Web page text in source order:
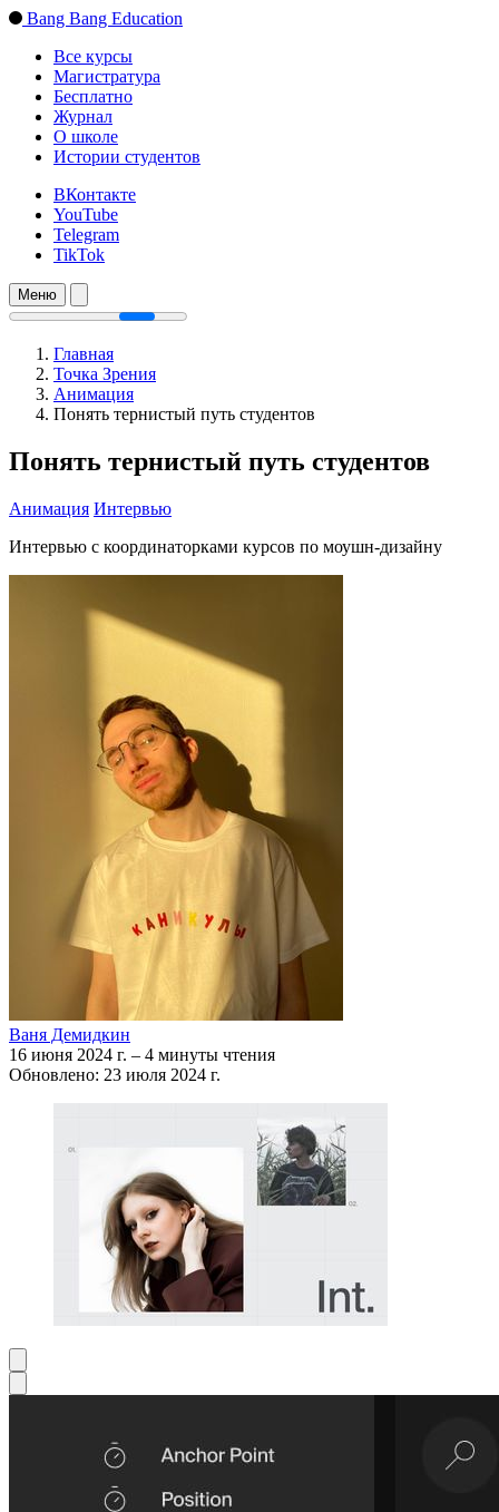
Bang Bang Education
Все курсы
Магистратура
Бесплатно
Журнал
О школе
Истории студентов
ВКонтакте
YouTube
Telegram
TikTok
Меню
Главная
Точка Зрения
Анимация
Понять тернистый путь студентов
Понять тернистый путь студентов
Анимация Интервью
Интервью с координаторками курсов по моушн-дизайну
Ваня Демидкин
16 июня 2024 г. – 4 минуты чтения
Обновлено: 23 июля 2024 г.